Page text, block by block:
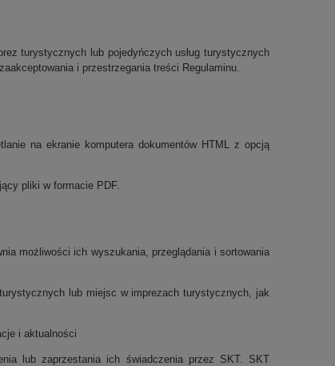
turystycznych lub pojedyńczych usług turystycznych
i przestrzegania treści Regulaminu.
na ekranie komputera dokumentów HTML z opcją
pliki w formacie PDF.
możliwości ich wyszukania, przeglądania i sortowania
lub miejsc w imprezach turystycznych, jak
i aktualności
lub zaprzestania ich świadczenia przez SKT. SKT